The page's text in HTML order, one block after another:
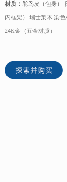
材质： 鸵鸟皮（包身）
内框架） 瑞士梨木 染
24K金（五金材质）